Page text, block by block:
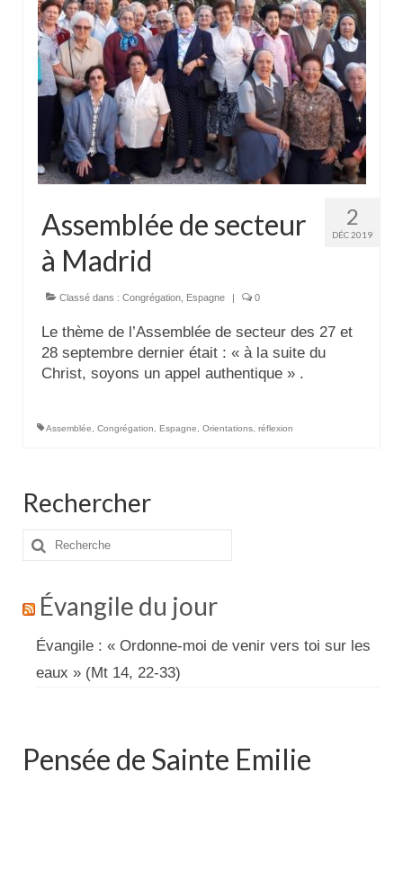
Actualités
Tutelle
2
DÉC 2019
Assemblée de secteur
à Madrid
Classé dans : Congrégation Espagne 0
Le thème de l’Assemblée de secteur des 27 et
28 septembre dernier était : « à la suite du
Christ, soyons un appel authentique » .
Assemblée, Congrégation, Espagne, Orientations, réflexion
Rechercher
Rechercher
:
Évangile du jour
Évangile : « Ordonne-moi de venir vers toi sur les
eaux » (Mt 14, 22-33)
Pensée de Sainte Emilie